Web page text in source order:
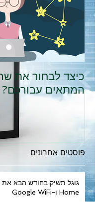
פוסטים אחרונים
המתאים עבורכם?
Home ו-Google WiFi